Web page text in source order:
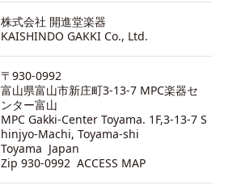
株式会社 開進堂楽器
KAISHINDO GAKKI Co., Ltd.
〒930-0992
富山県富山市新庄町3-13-7 MPC楽器セ
ンター富山
MPC Gakki-Center Toyama. 1F,3-13-7 S
hinjyo-Machi, Toyama-shi
Toyama Japan
Zip 930-0992 ACCESS MAP